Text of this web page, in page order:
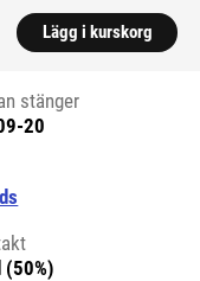
Lägg i kurskorg
stänger
20
(50%)